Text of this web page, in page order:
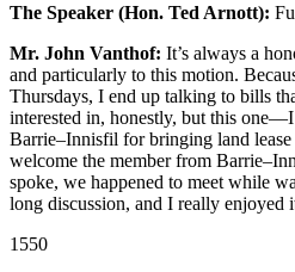
The Speaker (Hon. Ted Arnott):
Mr. John Vanthof: It’s always a
and particularly to this motion.
Thursdays, I end up talking to bills
interested in, honestly, but this
Barrie–Innisfil for bringing land
welcome the member from
spoke, we happened to meet while
long discussion, and I really enjoyed
1550